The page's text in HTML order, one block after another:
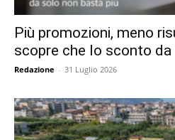
Più promozioni, meno
scopre che lo sconto
Redazione - 31 Luglio 2026